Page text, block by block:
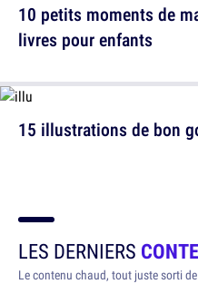
15 illustrations de bon
10 petits moments de
livres pour enfants
LES DERNIERS
Le contenu chaud, tout juste sorti